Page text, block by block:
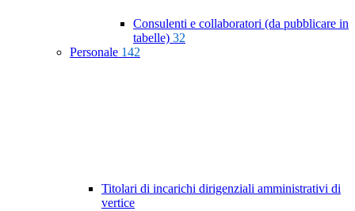
Consulenti e collaboratori (da pubblicare in
tabelle) 32
Personale 142
Titolari di incarichi dirigenziali amministrativi di
vertice